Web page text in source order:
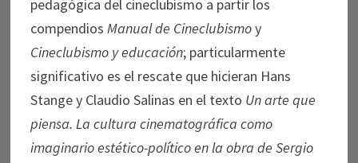
pedagógica del cineclubismo a partir los
compendios Manual de Cineclubismoy
Cineclubismo y educación; particularmente
significativo es el rescate que hicieran Hans
Stange y Claudio Salinas en el texto Un arte que
piensa. La cultura cinematográfica como
imaginario estético-político en la obra de Sergio